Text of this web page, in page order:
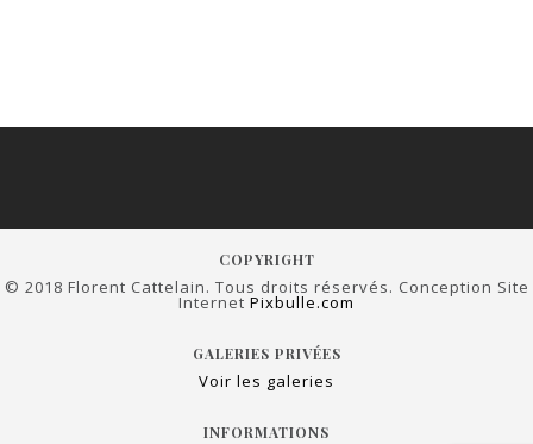
COPYRIGHT
© 2018 Florent Cattelain. Tous droits réservés. Conception Site
Internet Pixbulle.com
GALERIES PRIVÉES
Voir les galeries
INFORMATIONS